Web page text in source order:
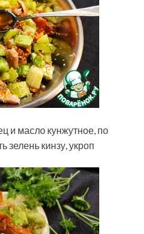
и масло кунжутное, по
кинзу, укроп